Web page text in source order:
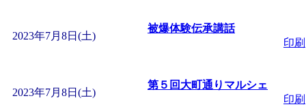
まだまだ暑い！コ
レクリエーション
ットせよ！」 受付期
2023年7月8日(土)
被爆体験伝承講話
印刷
2023年7月8日(土)
第５回大町通りマルシェ
印刷